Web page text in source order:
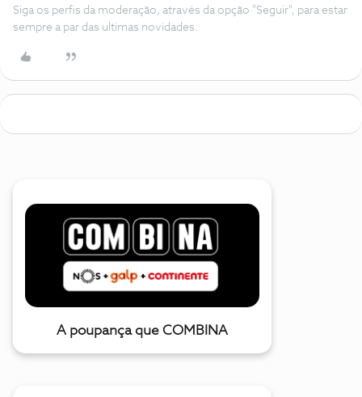
Siga os perfis da moderação, através da opção "Seguir", para estar
sempre a par das ultimas novidades.
A poupança que COMBINA